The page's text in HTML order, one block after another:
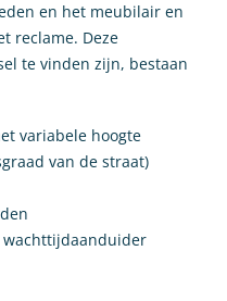
en het meubilair en
reclame. Deze
te vinden zijn, bestaan
variabele hoogte
van de straat)
wachttijdaanduider